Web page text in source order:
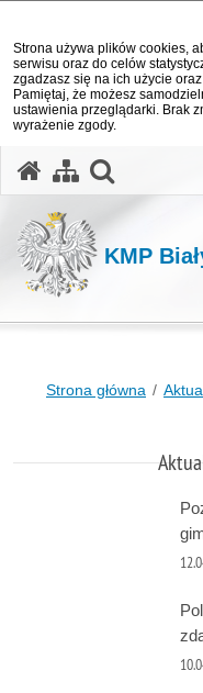
Strona używa plików cookies,
serwisu oraz do celów
zgadzasz się na ich użycie
Pamiętaj, że możesz
ustawienia przeglądarki. Brak
wyrażenie zgody.
KMP
Strona główna